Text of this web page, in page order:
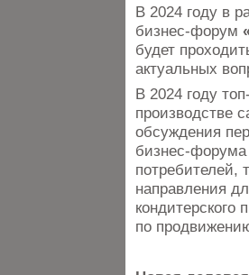
В 2024 году в
бизнес-форум
будет
актуальных
В 2024 году
производстве
обсуждения
бизнес-форума
потребителей,
направления
кондитерского
по